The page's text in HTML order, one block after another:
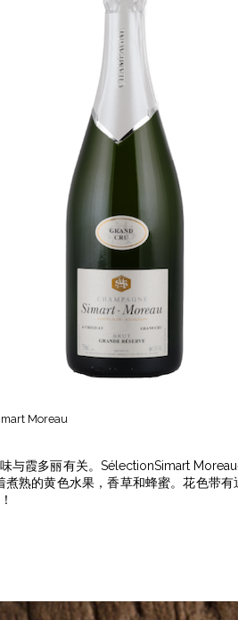
Moreau
与霞多丽有关。SélectionSimart
熟的黄色水果，香草和蜂蜜。花色带